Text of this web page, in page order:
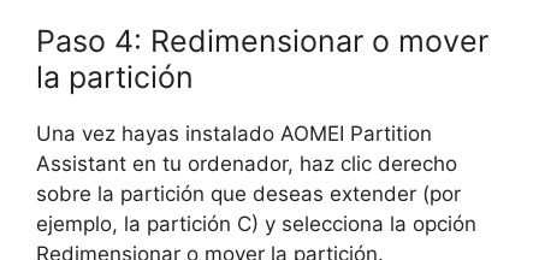
Paso 4: Redimensionar o mover
la partición
Una vez hayas instalado AOMEI Partition
Assistant en tu ordenador, haz clic derecho
sobre la partición que deseas extender (por
ejemplo, la partición C) y selecciona la opción
Redimensionar o mover la partición.